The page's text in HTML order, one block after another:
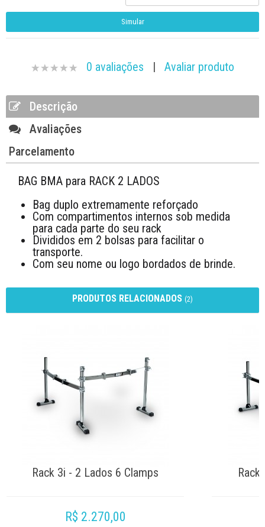
0 avaliações | Avaliar produto
Descrição
Avaliações
Parcelamento
BAG BMA para RACK 2 LADOS
Bag duplo extremamente reforçado
Com compartimentos internos sob medida
para cada parte do seu rack
Divididos em 2 bolsas para facilitar o
transporte.
Com seu nome ou logo bordados de brinde.
PRODUTOS RELACIONADOS (2)
Rack 3i - 2 Lados 6 Clamps
R$ 2.270,00